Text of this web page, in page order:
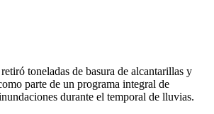
toneladas de basura de alcantarillas y
parte de un programa integral de
durante el temporal de lluvias.